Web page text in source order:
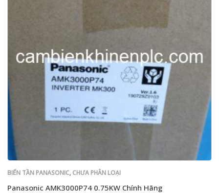
BIẾN TẦN PANASONIC, CHƯA PHÂN LOẠI
Panasonic AMK3000P74 0.75KW Chính Hãng